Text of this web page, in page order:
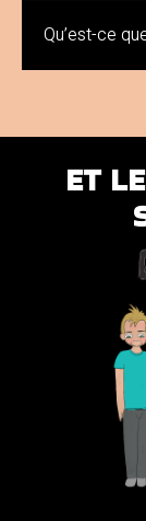
Qu’est-ce
ET